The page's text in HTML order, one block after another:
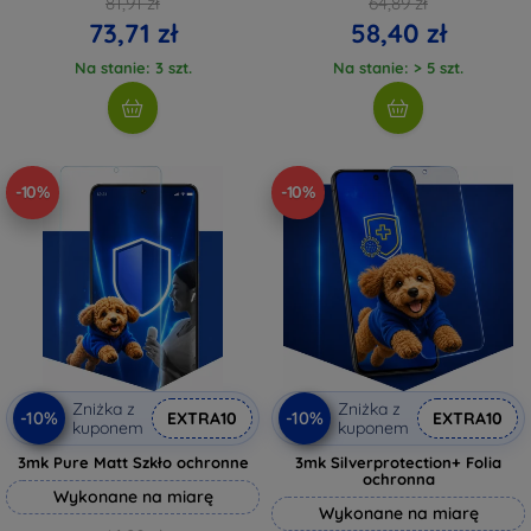
73,71 zł
Na stanie: 3 szt.
58,40 zł
Na stanie: > 5 szt.
-10%
-10%
Zniżka z
kuponem
EXTRA10
3mk Pure Matt Szkło ochronne
Wykonane na miarę
-10%
-10%
Zniżka z
kuponem
EXTRA10
3mk Silverprotection+ Folia
ochronna
Wykonane na miarę